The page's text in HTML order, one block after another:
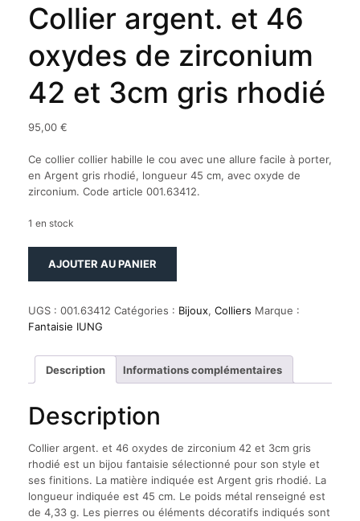
Collier argent. et 46
oxydes de zirconium
42 et 3cm gris rhodié
95,00 €
Ce collier collier habille le cou avec une allure facile à porter,
en Argent gris rhodié, longueur 45 cm, avec oxyde de
zirconium. Code article 001.63412.
1 en stock
et
46
zirconium
gris
rhodié
AJOUTER AU PANIER
UGS : 001.63412 Catégories : Bijoux, Colliers Marque :
Fantaisie IUNG
Description Informations complémentaires
Description
Collier argent. et 46 oxydes de zirconium 42 et 3cm gris
rhodié est un bijou fantaisie sélectionné pour son style et
ses finitions. La matière indiquée est Argent gris rhodié. La
longueur indiquée est 45 cm. Le poids métal renseigné est
de 4,33 g. Les pierres ou éléments décoratifs indiqués sont